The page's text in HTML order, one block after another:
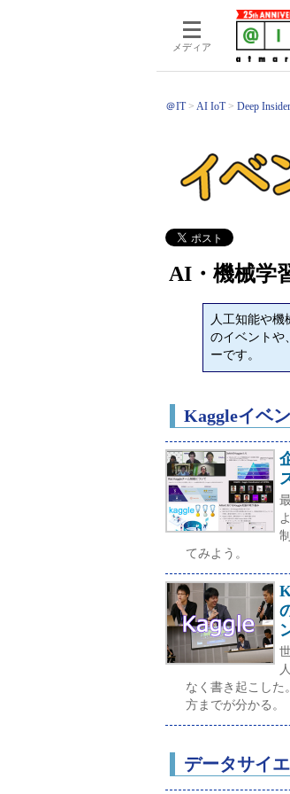
メディア
＠IT AI IoT Deep Insider
AI・機械学
人工知能や機
のイベントや
ーです。
Kaggleイベ
てみよう。
なく書き起こした
方までが分かる。
データサイ